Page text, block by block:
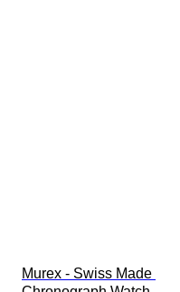
Murex - Swiss Made